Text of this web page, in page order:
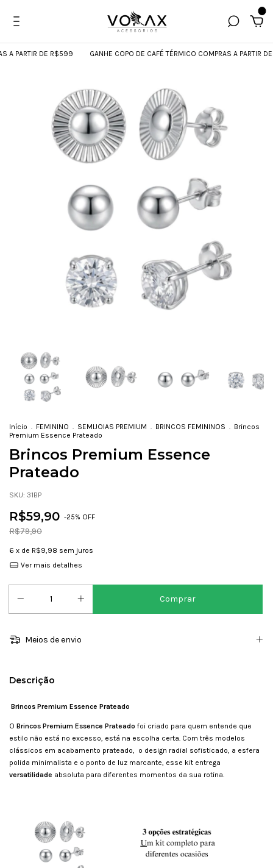
PARTIR DE R$599 GANHE COPO DE CAFÉ TÉRMICO COMPRAS A PARTIR DE
Início . FEMININO . SEMIJOIAS PREMIUM . BRINCOS FEMININOS . Brincos
Premium Essence Prateado
Brincos Premium Essence
Prateado
SKU: 31BP
R$59,90 -25% OFF
R$79,90
6 x de R$9,98 sem juros
Ver mais detalhes
Meios de envio
Descrição
Brincos Premium Essence Prateado
O Brincos Premium Essence Prateado foi criado para quem entende que
estilo não está no excesso, está na escolha certa. Com três modelos
clássicos em acabamento prateado, o design radial sofisticado, a esfera
polida minimalista e o ponto de luz marcante, esse kit entrega
versatilidade absoluta para diferentes momentos da sua rotina.